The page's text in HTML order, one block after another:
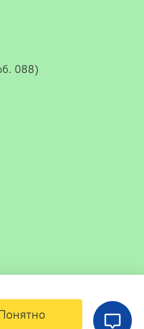
088)